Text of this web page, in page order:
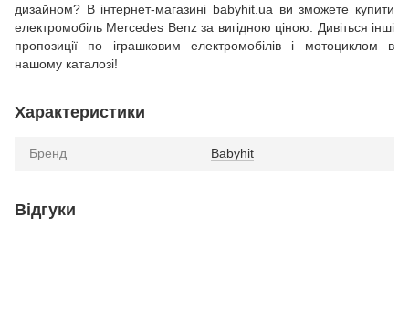
дизайном? В інтернет-магазині babyhit.ua ви зможете купити
електромобіль Mercedes Benz за вигідною ціною. Дивіться інші
пропозиції по іграшковим електромобілів і мотоциклом в
нашому каталозі!
Характеристики
Бренд Babyhit
Відгуки